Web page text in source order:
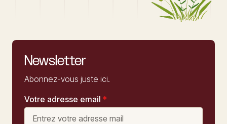
Newsletter
Abonnez-vous juste ici.
Votre adresse email *